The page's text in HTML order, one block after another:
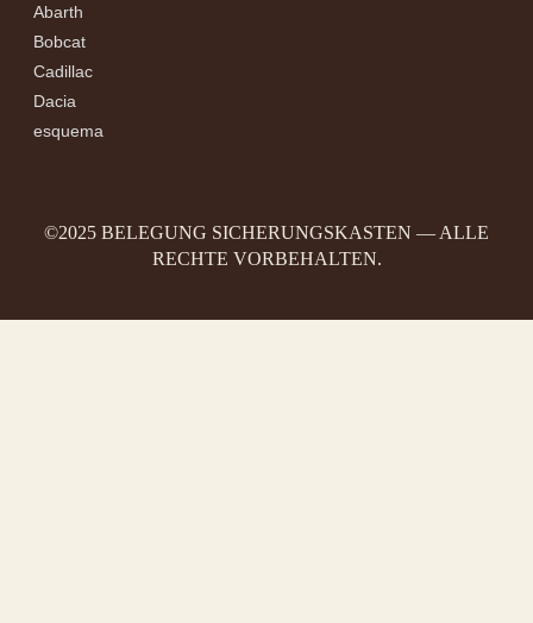
Abarth
Bobcat
Cadillac
Dacia
esquema
©2025 BELEGUNG SICHERUNGSKASTEN — ALLE
RECHTE VORBEHALTEN.